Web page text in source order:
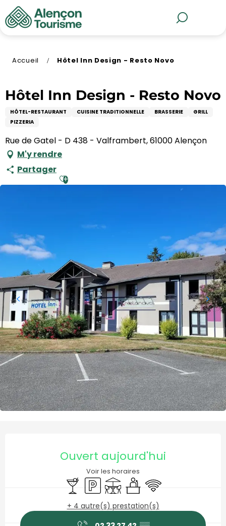
Aller
au
contenu
Accueil Hôtel Inn Design - Resto Novo
Hôtel Inn Design - Resto Novo
HÔTEL-RESTAURANT CUISINE TRADITIONNELLE BRASSERIE
GRILL
PIZZERIA
Rue de Gatel - D 438 - Valframbert, 61000 Alençon
M'y rendre
Partager Ajouter aux favoris
Ouvert aujourd'hui
Voir les horaires
Bar / Buvette
ParkingTerrasseSéminaires
WiFi
+ 4 autre(s) prestation(s)